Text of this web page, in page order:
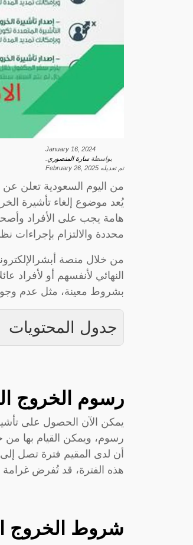
January 16, 2024
بواسطةسارة المنصوري
تم تعديله February 26, 2025
من اليوم السعودية تعلن
يُعد موضوع إلغاء تأشيرة
هامة يجب على الأفراد
محددة والالتزام بإجراءات
من خلال منصة
النهائي لأنفسهم أو لأفراد
بشروط معينة، مثل عدم
جدول المحتويات
رسوم الخروج
يمكن الآن الحصول على
رسوم، ويمكن القيام بها من
هذه الفترة، قد تُفرض غرامة تبلغ 1000
شروط الخروج